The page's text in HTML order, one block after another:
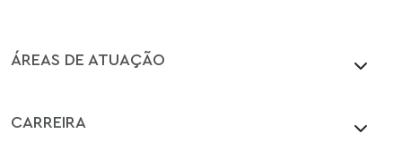
ÁREAS DE ATUAÇÃO
CARREIRA